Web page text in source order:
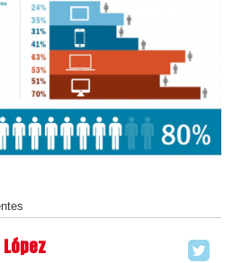
López